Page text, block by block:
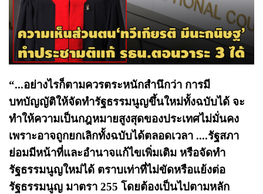
“...อย่างไรก็ตามควรตระหนักสำนึกว่า การมี
บทบัญญัติให้จัดทำรัฐธรรมนูญขึ้นใหม่ทั้งฉบับได้ จะ
ทำให้ความเป็นกฎหมายสูงสุดของประเทศไม่มั่นคง
เพราะอาจถูกยกเลิกทั้งฉบับได้ตลอดเวลา ....รัฐสภา
ย่อมมีหน้าที่และอำนาจแก้ไขเพิ่มเติม หรือจัดทำ
รัฐธรรมนูญใหม่ได้ ตราบเท่าที่ไม่ขัดหรือแย้งต่อ
รัฐธรรมนูญ มาตรา 255 โดยต้องเป็นไปตามหลัก